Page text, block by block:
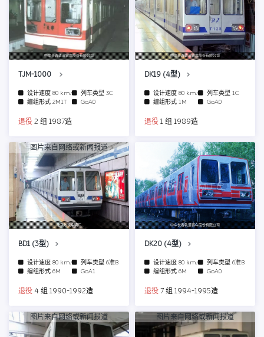
中车长春轨道客车股份有限公司
TJM-1000
设计速度 80 km/h 列车类型 3C
编组形式 2M1T GoA0
退役 2 组 1987造
中车长春轨道客车股份有限公司
DK19 (4型)
设计速度 80 km/h 列车类型 1C
编组形式 1M GoA0
退役 1 组 1989造
图片来自网络或新闻报道
北京地铁车辆厂
BD1 (3型)
设计速度 80 km/h 列车类型 6准B
编组形式 6M GoA1
退役 4 组 1990-1992造
中车长春轨道客车股份有限公司
DK20 (4型)
设计速度 80 km/h 列车类型 6准B
编组形式 6M GoA0
退役 7 组 1994-1995造
图片来自网络或新闻报道 图片来自网络或新闻报道